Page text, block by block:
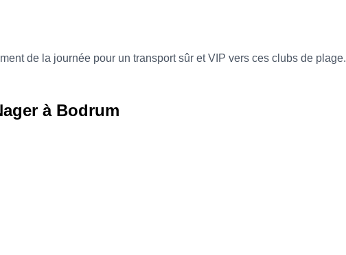
de la journée pour un transport sûr et VIP vers ces clubs de plage.
à Bodrum